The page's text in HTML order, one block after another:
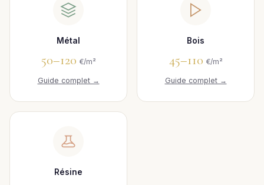
Métal
50–120 €/m²
Guide complet →
Bois
45–110 €/m²
Guide complet →
Résine